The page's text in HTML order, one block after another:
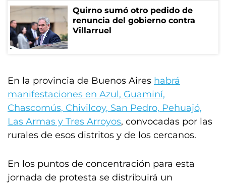
Quirno sumó otro pedido de
renuncia del gobierno contra
Villarruel
En la provincia de Buenos Aires habrá
manifestaciones en Azul, Guaminí,
Chascomús, Chivilcoy, San Pedro, Pehuajó,
Las Armas y Tres Arroyos, convocadas por las
rurales de esos distritos y de los cercanos.
En los puntos de concentración para esta
jornada de protesta se distribuirá un